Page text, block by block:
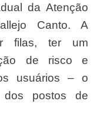
da Atenção
Canto. A
filas, ter um
de risco e
usuários – o
dos postos de